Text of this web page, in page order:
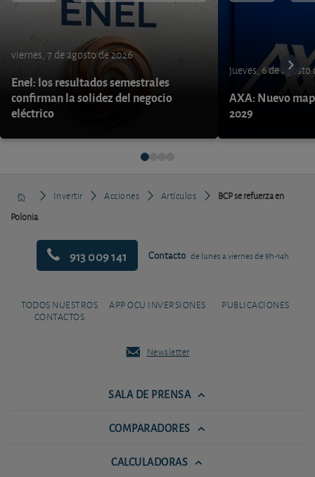
viernes, 7 de agosto de 2026
Enel: los resultados semestrales
confirman la solidez del negocio
eléctrico
jueves, 6 de agosto
AXA: Nuevo
2029
Invertir Acciones Artículos
BCP se refuerza en
Polonia
913 009 141 Contacto de lunes a viernes de 9h-14h
TODOS NUESTROS
CONTACTOS
APP OCU INVERSIONES PUBLICACIONES
Newsletter
SALA DE PRENSA
COMPARADORES
CALCULADORAS